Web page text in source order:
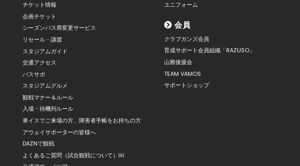
チケット情報
企画チケット
シーズンパス席変更サービス
リセール・譲渡
スタジアムガイド
交通アクセス
バスサポ
スタジアムグルメ
観戦マナー＆ルール
入場・待機列ルール
車イスでご来場の方、障害者手帳をお持ちの方
アウェイサポーターの皆様へ
DAZNで観戦
よくあるご質問（試合観戦について）￼
ユニフォーム
会員
クラブガンズ会員
育成サポート会員組織「RAZUSO」
山雅後援会
TEAM VAMOS
サポートショップ